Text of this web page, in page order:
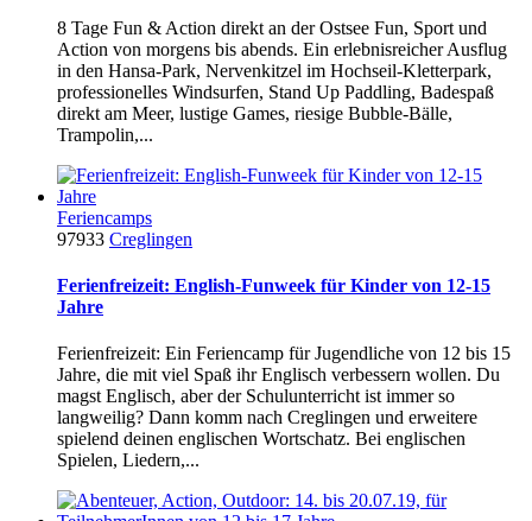
8 Tage Fun & Action direkt an der Ostsee Fun, Sport und
Action von morgens bis abends. Ein erlebnisreicher Ausflug
in den Hansa-Park, Nervenkitzel im Hochseil-Kletterpark,
professionelles Windsurfen, Stand Up Paddling, Badespaß
direkt am Meer, lustige Games, riesige Bubble-Bälle,
Trampolin,...
Feriencamps
97933 Creglingen
Ferienfreizeit: English-Funweek für Kinder von 12-15
Jahre
Ferienfreizeit: Ein Feriencamp für Jugendliche von 12 bis 15
Jahre, die mit viel Spaß ihr Englisch verbessern wollen. Du
magst Englisch, aber der Schulunterricht ist immer so
langweilig? Dann komm nach Creglingen und erweitere
spielend deinen englischen Wortschatz. Bei englischen
Spielen, Liedern,...